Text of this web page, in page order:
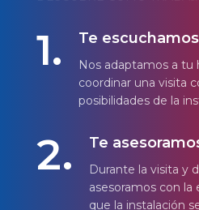
1. Te escuchamos
Nos adaptamos a tu
coordinar una visita
posibilidades de la
2. Te
Durante la visita y
asesoramos con
que la instalación